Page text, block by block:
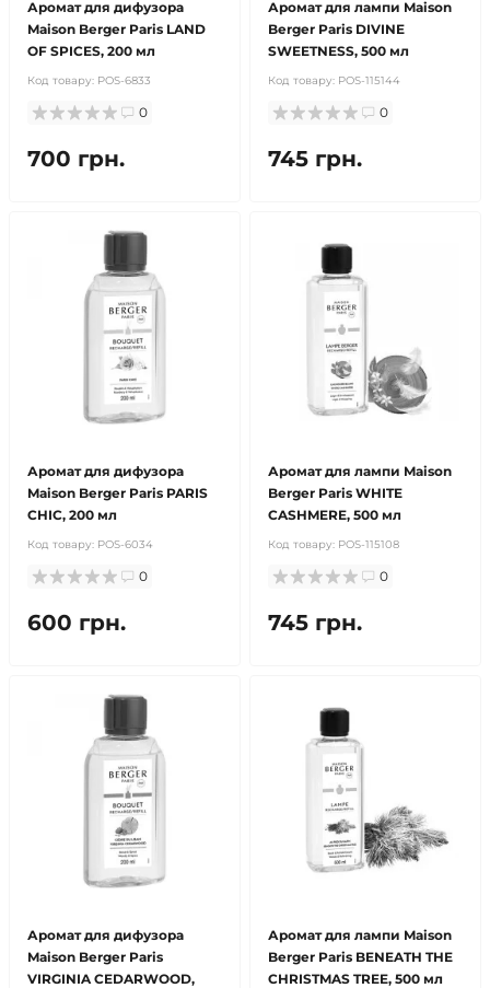
Аромат для дифузора
Maison Berger Paris LAND
OF SPICES, 200 мл
Код товару: POS-6833
0
700 грн.
Аромат для лампи Maison
Berger Paris DIVINE
SWEETNESS, 500 мл
Код товару: POS-115144
0
745 грн.
Аромат для дифузора
Maison Berger Paris PARIS
CHIC, 200 мл
Код товару: POS-6034
0
600 грн.
Аромат для лампи Maison
Berger Paris WHITE
CASHMERE, 500 мл
Код товару: POS-115108
0
745 грн.
Аромат для дифузора
Maison Berger Paris
VIRGINIA CEDARWOOD,
Аромат для лампи Maison
Berger Paris BENEATH THE
CHRISTMAS TREE, 500 мл